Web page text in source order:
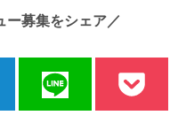
ー募集をシェア／